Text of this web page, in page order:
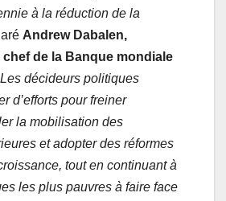
à la réduction de la
Andrew Dabalen,
de la Banque mondiale
Les décideurs politiques
d’efforts pour freiner
la mobilisation des
et adopter des réformes
tout en continuant à
les plus pauvres à faire face